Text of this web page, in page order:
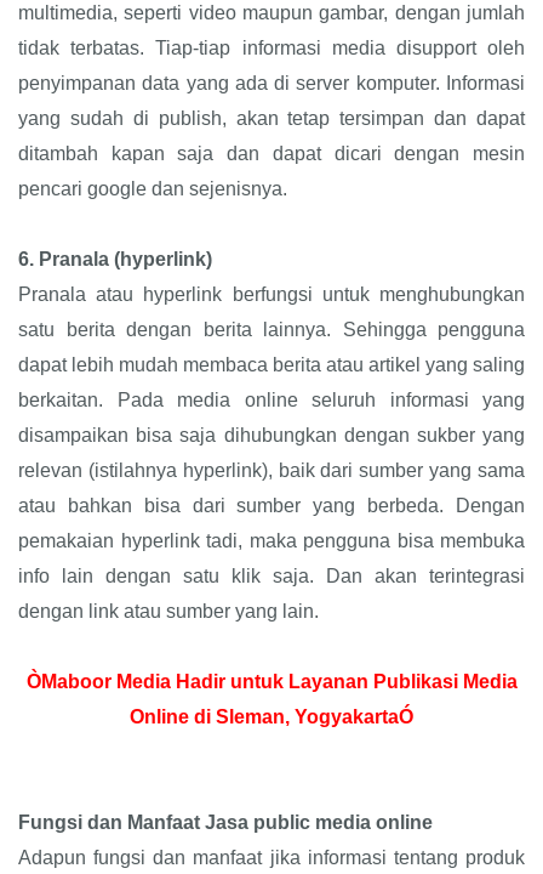
multimedia, seperti video maupun gambar, dengan jumlah
tidak terbatas. Tiap-tiap informasi media disupport oleh
penyimpanan data yang ada di server komputer. Informasi
yang sudah di publish, akan tetap tersimpan dan dapat
ditambah kapan saja dan dapat dicari dengan mesin
pencari google dan sejenisnya.
6. Pranala (hyperlink)
Pranala atau hyperlink berfungsi untuk menghubungkan
satu berita dengan berita lainnya. Sehingga pengguna
dapat lebih mudah membaca berita atau artikel yang saling
berkaitan. Pada media online seluruh informasi yang
disampaikan bisa saja dihubungkan dengan sukber yang
relevan (istilahnya hyperlink), baik dari sumber yang sama
atau bahkan bisa dari sumber yang berbeda. Dengan
pemakaian hyperlink tadi, maka pengguna bisa membuka
info lain dengan satu klik saja. Dan akan terintegrasi
dengan link atau sumber yang lain.
ÒMaboor Media Hadir untuk Layanan Publikasi Media
Online di Sleman, YogyakartaÓ
Fungsi dan Manfaat Jasa public media online
Adapun fungsi dan manfaat jika informasi tentang produk